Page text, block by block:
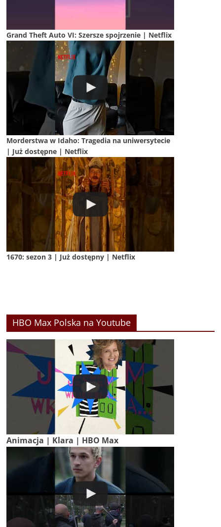
Grand Theft Auto VI: Szersze spojrzenie | Netflix
Morderstwa w Idaho: Tragedia na uniwersytecie
| Już dostępne | Netflix
1670: sezon 3 | Już dostępny | Netflix
HBO Max Polska na Youtube
Animacja | Klara | HBO Max